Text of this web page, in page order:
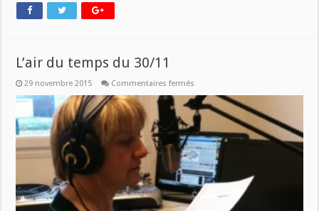
L’air du temps du 30/11
29 novembre 2015 Commentaires fermés
du
temps
du
30/11